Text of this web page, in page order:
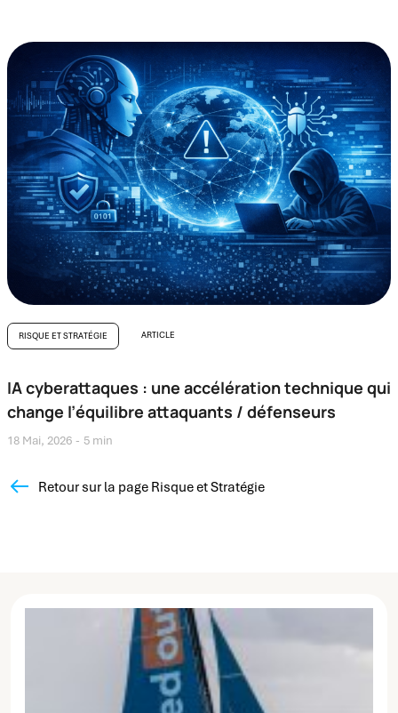
RISQUE ET STRATÉGIE ARTICLE
IA cyberattaques : une accélération technique qui
change l’équilibre attaquants / défenseurs
18 Mai, 2026 5 min
Retour sur la page Risque et Stratégie